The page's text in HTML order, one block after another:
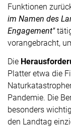
Funktionen
im Namen des
Engagement"
vorangebracht,
Die
Platter etwa die
Pandemie. Die
besonders
den Landtag